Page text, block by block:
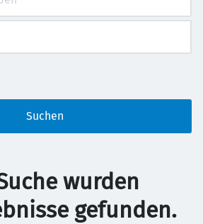
Suchen
wurden
gefunden.